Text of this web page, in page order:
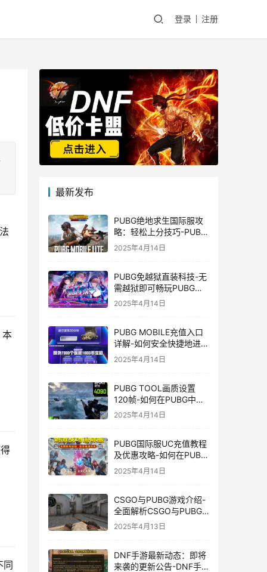
登录 注册
本
同
最新发布
PUBG绝地求生国际服攻
略：轻松上分技巧-PUBG
绝地求生国际服新手入门
2025年4月14日
PUBG免越狱直装科技-无
需越狱即可畅玩PUBG的
安装技巧
2025年4月14日
PUBG MOBILE充值入口
详解-如何安全快捷地进行
PUBG MOBILE充值
2025年4月14日
PUBG TOOL画质设置
120帧-如何在PUBG中使
用PUBG TOOL实现120
2025年4月14日
PUBG国际服UC充值教程
及优惠攻略-如何在PUBG
国际服中进行高效且安全
的UC充值
2025年4月14日
CSGO与PUBG游戏介绍-
全面解析CSGO与PUBG
这两款热门射击游戏
2025年4月13日
DNF手游最新动态：即将
来袭的更新公告-DNF手